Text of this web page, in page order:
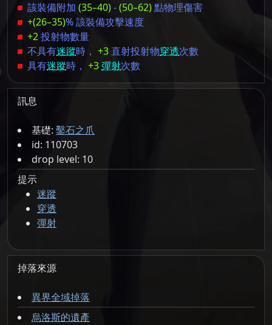
該裝備附加 (35–40)-(50–62)點物理傷害
+(26–35)% 該裝備攻擊速度
+2投射物數量
不具有迷蹤時， +3直射投射物穿透次數
具有迷蹤時， +3彈射次數
訊息
基礎: 鑿石之爪
id: 110703
drop level: 10
提示
迷蹤
穿透
彈射
掉落來源
異界全域掉落
烏洛斯的遺產